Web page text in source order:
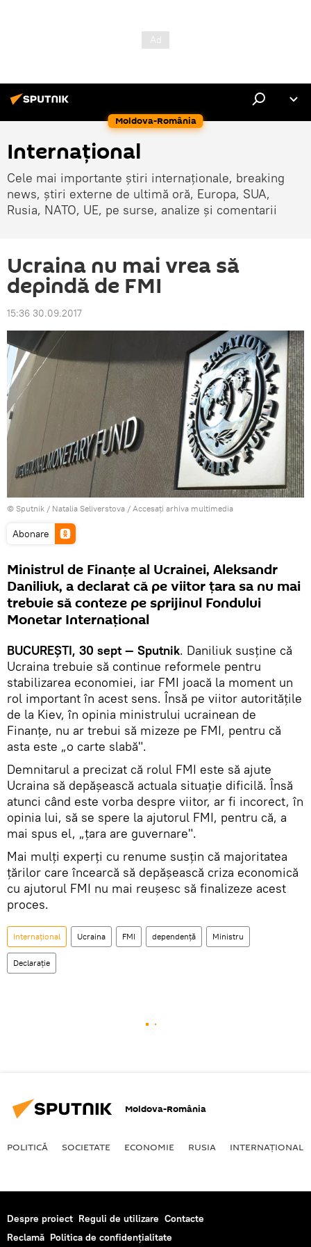
Moldova-România
Internaţional
Cele mai importante știri internaționale, breaking
news, știri externe de ultimă oră, Europa, SUA,
Rusia, NATO, UE, pe surse, analize și comentarii
Ucraina nu mai vrea să
depindă de FMI
15:36 30.09.2017
© Sputnik / Natalia Seliverstova / Accesați arhiva multimedia
Abonare
Ministrul de Finanțe al Ucrainei, Aleksandr
Daniliuk, a declarat că pe viitor țara sa nu mai
trebuie să conteze pe sprijinul Fondului
Monetar Internațional
BUCUREȘTI, 30 sept — Sputnik. Daniliuk susține că
Ucraina trebuie să continue reformele pentru
stabilizarea economiei, iar FMI joacă la moment un
rol important în acest sens. Însă pe viitor autoritățile
de la Kiev, în opinia ministrului ucrainean de
Finanțe, nu ar trebui să mizeze pe FMI, pentru că
asta este „o carte slabă".
Demnitarul a precizat că rolul FMI este să ajute
Ucraina să depășească actuala situație dificilă. Însă
atunci când este vorba despre viitor, ar fi incorect, în
opinia lui, să se spere la ajutorul FMI, pentru că, a
mai spus el, „țara are guvernare".
Mai mulți experți cu renume susțin că majoritatea
țărilor care încearcă să depășească criza economică
cu ajutorul FMI nu mai reușesc să finalizeze acest
proces.
Internaţional Ucraina FMI dependență Ministru
Declarație
Moldova-România
POLITICĂ SOCIETATE ECONOMIE RUSIA INTERNAŢIONAL
Despre proiect Reguli de utilizare Contacte
Reclamă Politica de confidențialitate